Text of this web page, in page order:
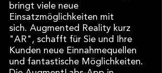
bringt viele neue
Einsatzmöglichkeiten mit
sich. Augmented Reality kurz
"AR", schafft für Sie und Ihre
Kunden neue Einnahmequellen
und fantastische Möglichkeiten.